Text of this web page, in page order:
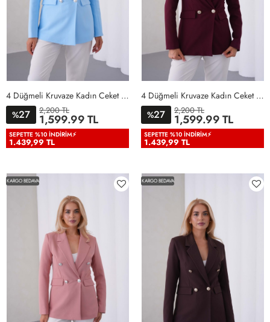
36 38 40 42 44
48
50
4 Düğmeli Kruvaze Kadın Ceket Bebe Mavisi Bebe Mavisi
%27 2,200 TL
1,599.99 TL
SEPETTE %10 İNDIRIM⚡
1.439,99 TL
36 38 40 42 44
48
50
4 Düğmeli Kruvaze Kadın Ceket Bordo Bordo
%27 2,200 TL
1,599.99 TL
SEPETTE %10 İNDIRIM⚡
1.439,99 TL
KARGO BEDAVA KARGO BEDAVA